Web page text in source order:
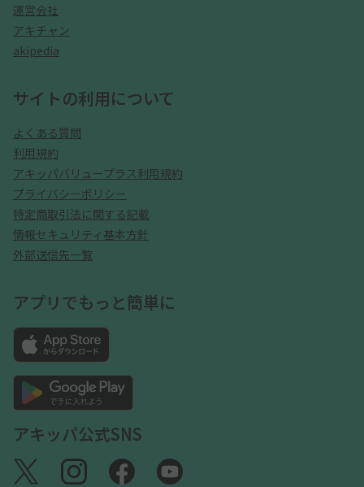
運営会社
アキチャン
akipedia
サイトの利用について
よくある質問
利用規約
アキッパバリュープラス利用規約
プライバシーポリシー
特定商取引法に関する記載
情報セキュリティ基本方針
外部送信先一覧
アプリでもっと簡単に
アキッパ公式SNS